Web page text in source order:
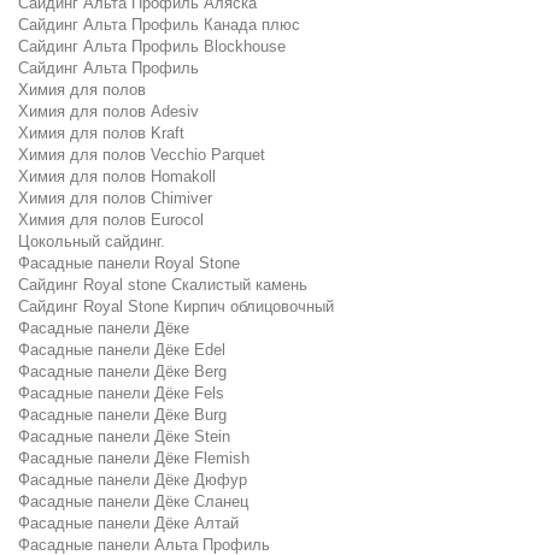
Сайдинг Альта Профиль Канада плюс
Сайдинг Альта Профиль Blockhouse
Сайдинг Альта Профиль
Химия для полов
Химия для полов Adesiv
Химия для полов Kraft
Химия для полов Vecchio Parquet
Химия для полов Homakoll
Химия для полов Chimiver
Химия для полов Eurocol
Цокольный сайдинг.
Фасадные панели Royal Stone
Сайдинг Royal stone Скалистый камень
Сайдинг Royal Stone Кирпич облицовочный
Фасадные панели Дёке
Фасадные панели Дёке Edel
Фасадные панели Дёке Berg
Фасадные панели Дёке Fels
Фасадные панели Дёке Burg
Фасадные панели Дёке Stein
Фасадные панели Дёке Flemish
Фасадные панели Дёке Дюфур
Фасадные панели Дёке Сланец
Фасадные панели Дёке Алтай
Фасадные панели Альта Профиль